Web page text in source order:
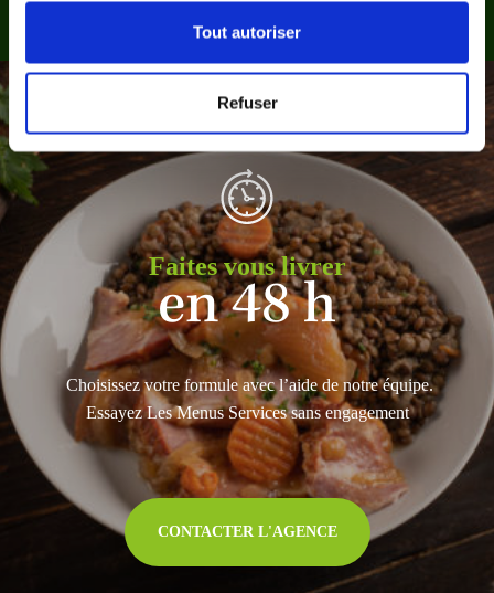
Tout autoriser
Refuser
Faites vous livrer
en 48 h
Choisissez votre formule avec l’aide de notre équipe.
Essayez Les Menus Services sans engagement
CONTACTER L'AGENCE